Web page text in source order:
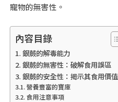
寵物的無害性。
內容目錄
銀蕨的解毒能力
銀蕨的無害性：破解食用誤區
銀蕨的安全性：揭示其食用價值
營養豐富的寶庫
食用注意事項